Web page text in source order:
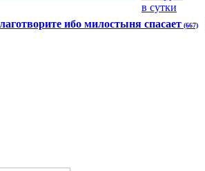
ибо милостыня спасает (667)